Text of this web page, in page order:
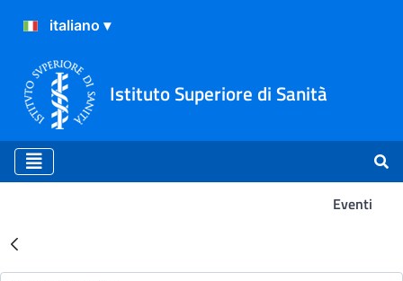
Istituto Superiore di Sanità
Eventi
Risultati della Ricerca -